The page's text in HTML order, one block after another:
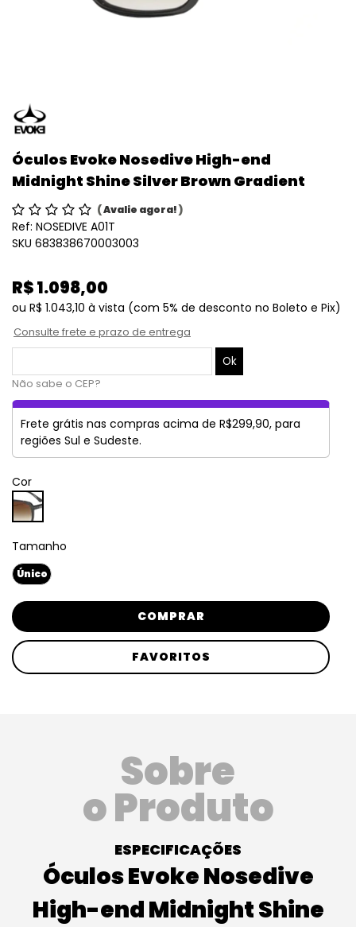
Óculos Evoke Nosedive High-end
Midnight Shine Silver Brown Gradient
(Avalie agora!)
Ref: NOSEDIVE A01T
SKU 683838670003003
R$ 1.098,00
ou R$ 1.043,10 à vista (com 5% de desconto no Boleto e Pix)
Consulte frete e prazo de entrega
Não sabe o CEP?
Frete grátis nas compras acima de R$299,90, para
regiões Sul e Sudeste.
Cor
Tamanho
Único
COMPRAR
FAVORITOS
Sobre
o Produto
ESPECIFICAÇÕES
Óculos Evoke Nosedive
High-end Midnight Shine